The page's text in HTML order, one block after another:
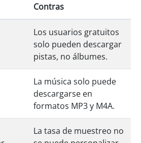
Contras
Los usuarios gratuitos
solo pueden descargar
pistas, no álbumes.
La música solo puede
descargarse en
formatos MP3 y M4A.
La tasa de muestreo no